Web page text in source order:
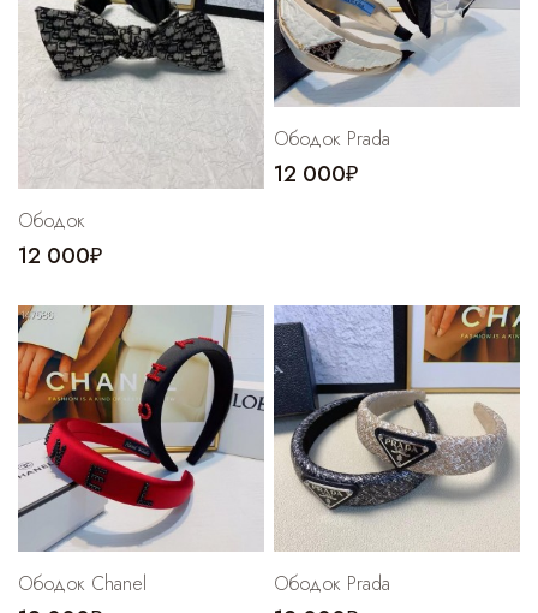
Ободок
12 000₽
Ободок Prada
12 000₽
Ободок Chanel Ободок Prada
Cпортивные брюки
Комбинезоны